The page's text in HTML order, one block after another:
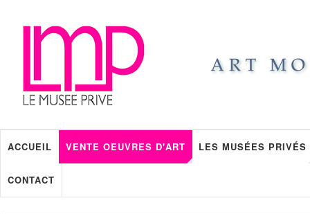
ACCUEIL VENTE OEUVRES D'ART LES MUSÉES PRIVÉS
CONTACT